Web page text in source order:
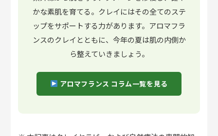
かな素肌を育てる。クレイにはその全てのステ
ップをサポートする力があります。アロマフラ
ンスのクレイとともに、今年の夏は肌の内側か
ら整えていきましょう。
アロマフランス コラム一覧を見る